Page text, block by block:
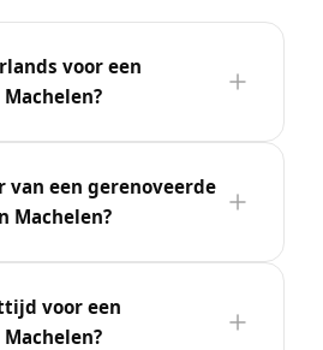
voor een
van een gerenoveerde
Machelen?
voor een